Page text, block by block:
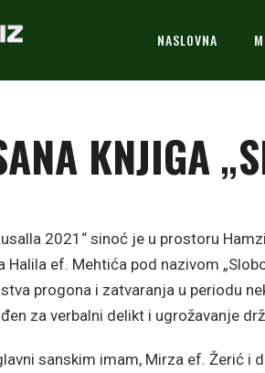
NASLOVNA
KNJIGA
2021“ sinoć je u prostoru
Halila ef. Mehtića pod nazivom
progona i zatvaranja u periodu
za verbalni delikt i ugrožavanje
sanskim imam, Mirza ef. Žerić i